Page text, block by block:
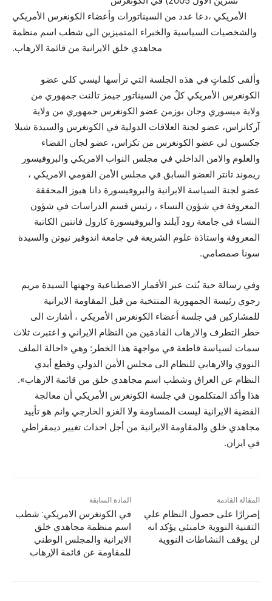
الأمريكي ،دعا عدد من السيناتورات وأعضاء الكونغرس الأمريكي
والشخصيات السياسية والخبراء المتميزين الى شطب اسم منظمة
مجاهدي خلق الايرانية من قائمة الارهاب.
وألقى كلماتٍ في هذه الجلسة التي ترأسها ليسي كلي عضو
الكونغرس الأمريكي كلٌ من السيناتور جيمز تالنت جمهوري من
ولاية ميسوري وجان بوزمن عضو الكونغرس جمهوري من ولاية
آركانزاس، عضو لجنة العلاقات الدولية في الكونغرس والسيدة شيلا
جكسون لي عضو الكونغرس من تكزاس، عضو لجان القضاء
والعلوم والامن الداخلي في مجلس النواب الامريكي والبروفيسور
ريموند تانتر العضو السابق في مجلس الأمن القومي الامريكي ،
عضو لجنة السياسة الايرانية والبروفيسورة دانا هيوز المحققة
المعروفة في شؤون النساء ، رئيس قسم الدراسات في شؤون
النساء في جامعة رود آيلند والبروفيسورة كارول فانتين الكاتبة
المعروفة واستاذة علوم الشريعة في جامعة اندوفير نيوتن والسيدة
سونا صمصامي.
وفي رسالة حية بُثت عبر الأقمار الاصطناعية وجهتها السيدة مريم
رجوي رئيسة الجمهورية المنتخبة من قبل المقاومة الايرانية
للمشاركين في جلسة أعضاء الكونغرس الأمريكي ، أشارت الى
خطر التطرف والارهاب القادمَين من النظام الايراني و اعتبرت ثلاث
سمات لسياسة قاطعة في مواجهة هذا الخطر: وهي «احالة الملف
النووي والارهابي للنظام الى مجلس الأمن الدولي وقطع أيدي
النظام عن العراق وشطب اسم مجاهدي خلق من قائمة الارهاب».
هذا وأكد المتكلمون في جلسة الكونغرس الأمريكي أن معالجة
القضية الايرانية ليست المساومة ولا الغزو الخارجي وانم هو تأييد
مجاهدي خلق والمقاومة الايرانية من أجل احداث تغيير ديمقراطي
في ايران.
المادة السابقة
في الكونغرس الامريكي: شطب
اسم منظمة مجاهدي خلق
الايرانية والمجلس الوطني
للمقاومة عن قائمة الإرهاب
المقالة القادمة
إصرارًا على حصول النظام علي
التقنية النووية خامنئي يؤكد انه
لن يوقف النشاطات النووية